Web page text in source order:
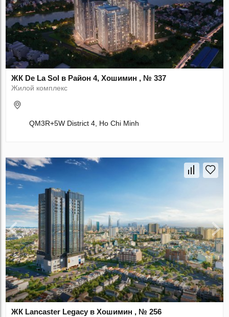
ЖК De La Sol в Район 4, Хошимин , № 337
Жилой комплекс
QM3R+5W District 4, Ho Chi Minh
ЖК Lancaster Legacy в Хошимин , № 256